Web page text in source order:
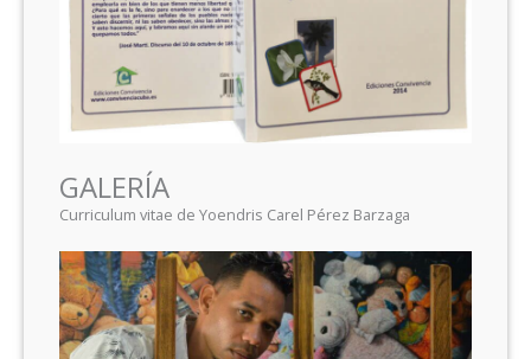
GALERÍA
Curriculum vitae de Yoendris Carel Pérez Barzaga